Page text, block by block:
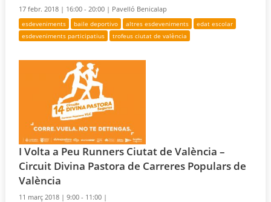
17 febr. 2018 | 16:00 - 20:00 | Pavelló Benicalap
esdeveniments baile deportivo altres esdeveniments
edat escolar
esdeveniments participatius
trofeus ciutat de valència
I Volta a Peu Runners Ciutat de València –
Circuit Divina Pastora de Carreres Populars de
València
11 març 2018 |9:00 - 11:00 |